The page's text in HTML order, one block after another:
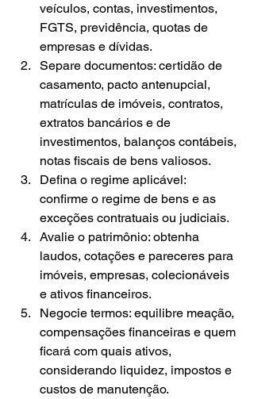
veículos, contas, investimentos,
FGTS, previdência, quotas de
empresas e dívidas.
Separe documentos: certidão de
casamento, pacto antenupcial,
matrículas de imóveis, contratos,
extratos bancários e de
investimentos, balanços contábeis,
notas fiscais de bens valiosos.
Defina o regime aplicável:
confirme o regime de bens e as
exceções contratuais ou judiciais.
Avalie o patrimônio: obtenha
laudos, cotações e pareceres para
imóveis, empresas, colecionáveis
e ativos financeiros.
Negocie termos: equilibre meação,
compensações financeiras e quem
ficará com quais ativos,
considerando liquidez, impostos e
custos de manutenção.